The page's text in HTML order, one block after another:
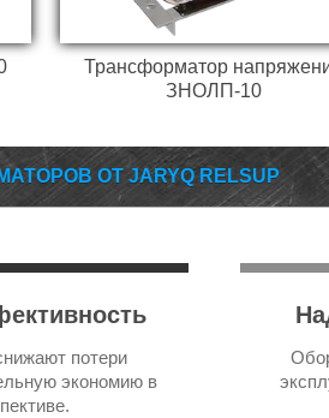
Трансформатор
ЗНОЛП-10
ОТ JARYQ RELSUP
потери
экономию в